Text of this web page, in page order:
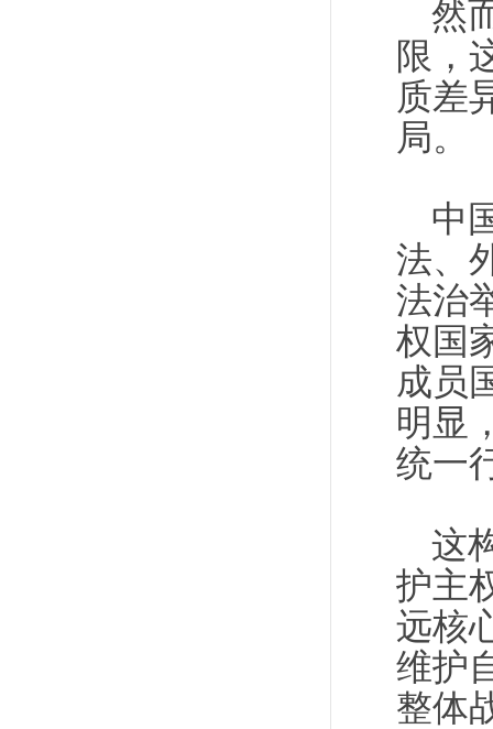
然
限，
质差
局。
中
法、
法治
权国
成员
明显
统一
这
护主
远核
维护
整体